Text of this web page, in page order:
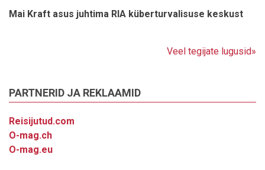
Mai Kraft asus juhtima RIA küberturvalisuse keskust
Veel tegijate lugusid»
PARTNERID JA REKLAAMID
Reisijutud.com
O-mag.ch
O-mag.eu